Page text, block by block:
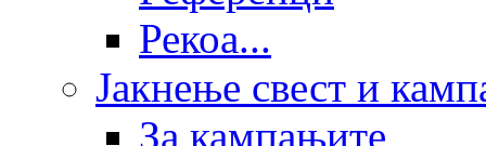
Рекоа...
Јакнење свест и
За кампањите